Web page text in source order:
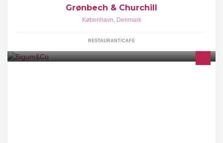
Grønbech & Churchill
København, Denmark
RESTAURANT/CAFE